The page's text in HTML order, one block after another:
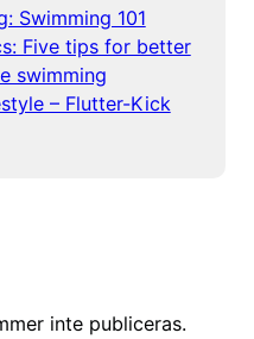
Swimming 101
Five tips for better
swimming
– Flutter-Kick
inte publiceras.